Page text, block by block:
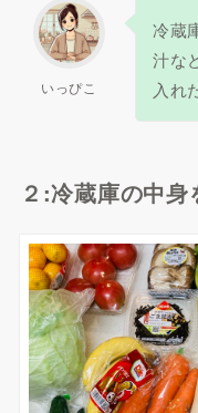
いっぴこ
冷蔵
汁な
入れ
２:冷蔵庫の中身